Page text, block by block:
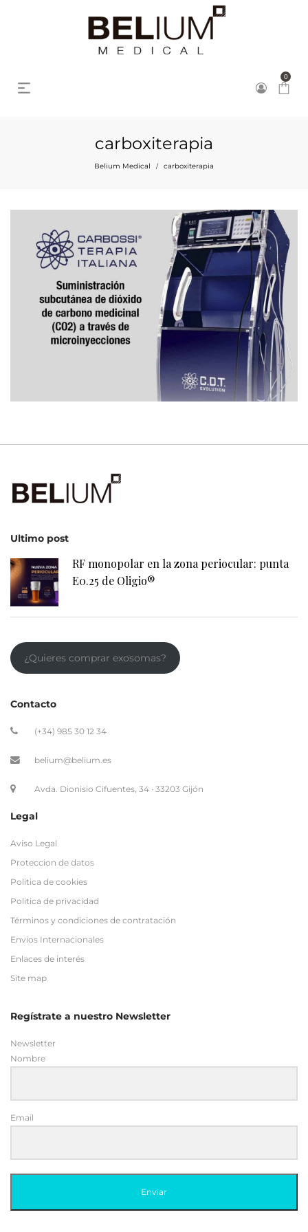
0
carboxiterapia
Belium Medical / carboxiterapia
Ultimo post
RF monopolar en la zona periocular: punta
E0.25 de Oligio®
¿Quieres comprar exosomas?
Contacto
(+34) 985 30 12 34
belium@belium.es
Avda. Dionisio Cifuentes, 34 · 33203 Gijón
Legal
Aviso Legal
Proteccion de datos
Politica de cookies
Politica de privacidad
Términos y condiciones de contratación
Envios Internacionales
Enlaces de interés
Site map
Regístrate a nuestro Newsletter
Newsletter
Nombre
Email
Enviar